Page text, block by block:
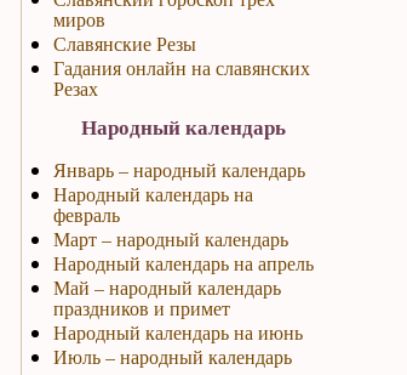
миров
Славянские Резы
Гадания онлайн на славянских
Резах
Народный календарь
Январь – народный календарь
Народный календарь на
февраль
Март – народный календарь
Народный календарь на апрель
Май – народный календарь
праздников и примет
Народный календарь на июнь
Июль – народный календарь